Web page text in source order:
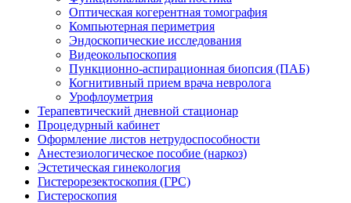
Оптическая когерентная томография
Компьютерная периметрия
Эндоскопические исследования
Видеокольпоскопия
Пункционно-аспирационная биопсия (ПАБ)
Когнитивный прием врача невролога
Урофлоуметрия
Терапевтический дневной стационар
Процедурный кабинет
Оформление листов нетрудоспособности
Анестезиологическое пособие (наркоз)
Эстетическая гинекология
Гистерорезектоскопия (ГРС)
Гистероскопия